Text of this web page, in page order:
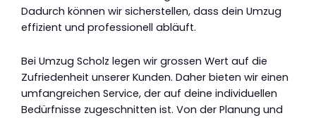
Dadurch können wir sicherstellen, dass dein Umzug
effizient und professionell abläuft.
Bei Umzug Scholz legen wir grossen Wert auf die
Zufriedenheit unserer Kunden. Daher bieten wir einen
umfangreichen Service, der auf deine individuellen
Bedürfnisse zugeschnitten ist. Von der Planung und